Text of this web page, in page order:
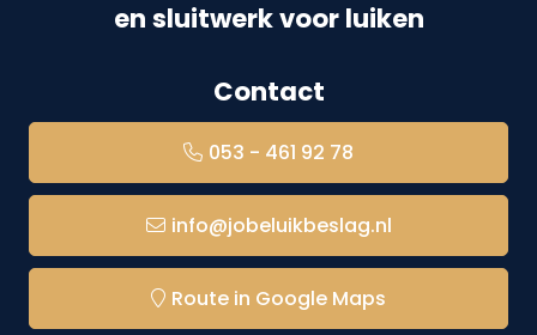
en sluitwerk voor luiken
Contact
053 - 461 92 78
info@jobeluikbeslag.nl
Route in Google Maps